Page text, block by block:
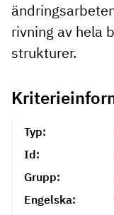
rivning av hela
strukturer.
Typ:
Id:
Grupp:
Engelska: